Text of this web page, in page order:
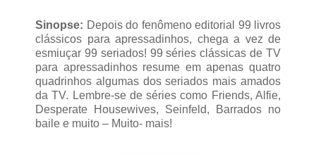
Sinopse: Depois do fenômeno editorial 99 livros
clássicos para apressadinhos, chega a vez de
esmiuçar 99 seriados! 99 séries clássicas de TV
para apressadinhos resume em apenas quatro
quadrinhos algumas dos seriados mais amados
da TV. Lembre-se de séries como Friends, Alfie,
Desperate Housewives, Seinfeld, Barrados no
baile e muito – Muito- mais!